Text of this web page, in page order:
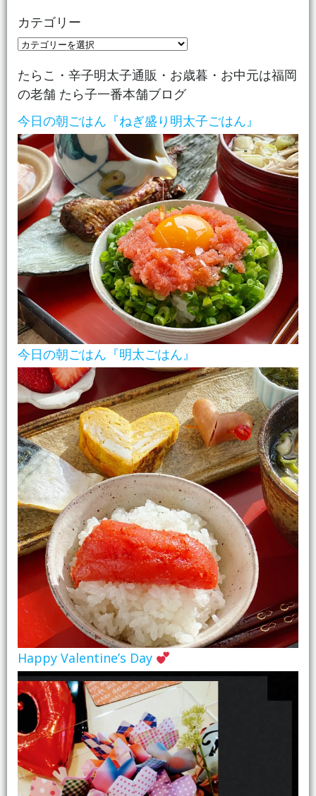
カテゴリー
カ
ゴ
リ
ー
たらこ・辛子明太子通販・お歳暮・お中元は福岡
の老舗 たら子一番本舗ブログ
今日の朝ごはん『ねぎ盛り明太子ごはん』
今日の朝ごはん『明太ごはん』
Happy Valentine’s Day